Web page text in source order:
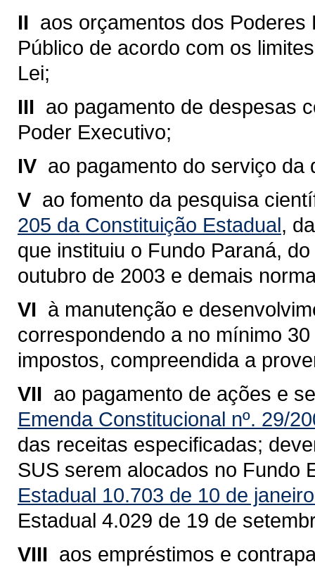
II  aos orçamentos dos
Público de acordo com os
Lei;
III  ao pagamento de despesas
Poder Executivo;
IV  ao pagamento do serviço da
V  ao fomento da pesquisa
205 da Constituição Estadual,
que instituiu o Fundo Paraná,
outubro de 2003 e demais
VI  à manutenção e
correspondendo a no mínimo
impostos, compreendida a
VII  ao pagamento de ações e
Emenda Constitucional nº. 29/
das receitas especificadas;
SUS serem alocados no Fundo
Estadual 10.703 de 10 de
Estadual 4.029 de 19 de
VIII  aos empréstimos e